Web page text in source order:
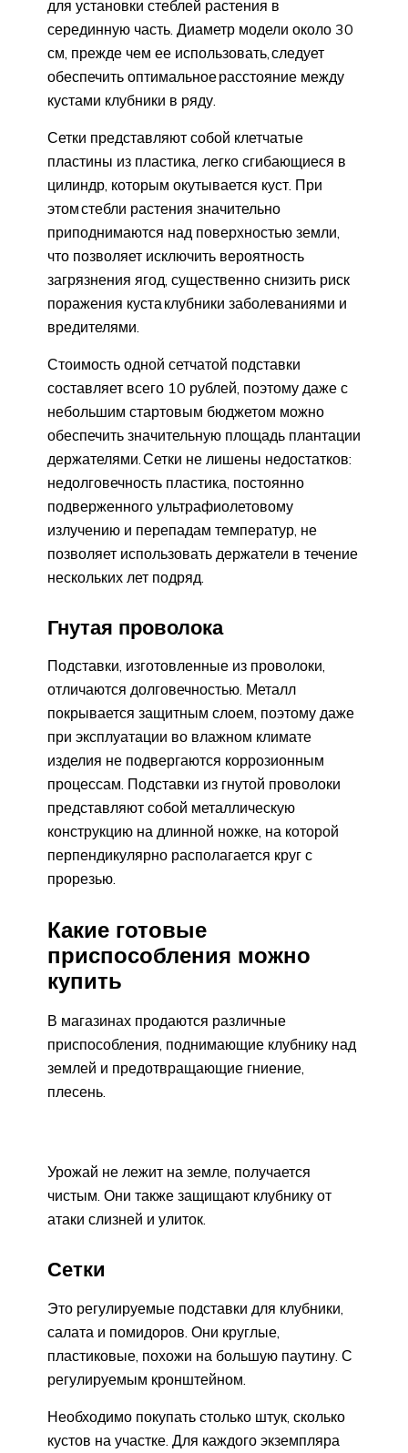
для установки стеблей растения в
серединную часть. Диаметр модели около 30
см, прежде чем ее использовать, следует
обеспечить оптимальное расстояние между
кустами клубники в ряду.
Сетки представляют собой клетчатые
пластины из пластика, легко сгибающиеся в
цилиндр, которым окутывается куст. При
этом стебли растения значительно
приподнимаются над поверхностью земли,
что позволяет исключить вероятность
загрязнения ягод, существенно снизить риск
поражения куста клубники заболеваниями и
вредителями.
Стоимость одной сетчатой подставки
составляет всего 10 рублей, поэтому даже с
небольшим стартовым бюджетом можно
обеспечить значительную площадь плантации
держателями. Сетки не лишены недостатков:
недолговечность пластика, постоянно
подверженного ультрафиолетовому
излучению и перепадам температур, не
позволяет использовать держатели в течение
нескольких лет подряд.
Гнутая проволока
Подставки, изготовленные из проволоки,
отличаются долговечностью. Металл
покрывается защитным слоем, поэтому даже
при эксплуатации во влажном климате
изделия не подвергаются коррозионным
процессам. Подставки из гнутой проволоки
представляют собой металлическую
конструкцию на длинной ножке, на которой
перпендикулярно располагается круг с
прорезью.
Какие готовые
приспособления можно
купить
В магазинах продаются различные
приспособления, поднимающие клубнику над
землей и предотвращающие гниение,
плесень.
Урожай не лежит на земле, получается
чистым. Они также защищают клубнику от
атаки слизней и улиток.
Сетки
Это регулируемые подставки для клубники,
салата и помидоров. Они круглые,
пластиковые, похожи на большую паутину. С
регулируемым кронштейном.
Необходимо покупать столько штук, сколько
кустов на участке. Для каждого экземпляра